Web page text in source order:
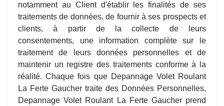
notamment au Client d'établir les finalités de ses
traitements de données, de fournir à ses prospects et
clients, à partir de la collecte de leurs
consentements, une information complète sur le
traitement de leurs données personnelles et de
maintenir un registre des traitements conforme à la
réalité. Chaque fois que Depannage Volet Roulant
La Ferte Gaucher traite des Données Personnelles,
Depannage Volet Roulant La Ferte Gaucher prend